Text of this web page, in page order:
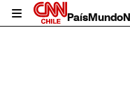
PaísMundo